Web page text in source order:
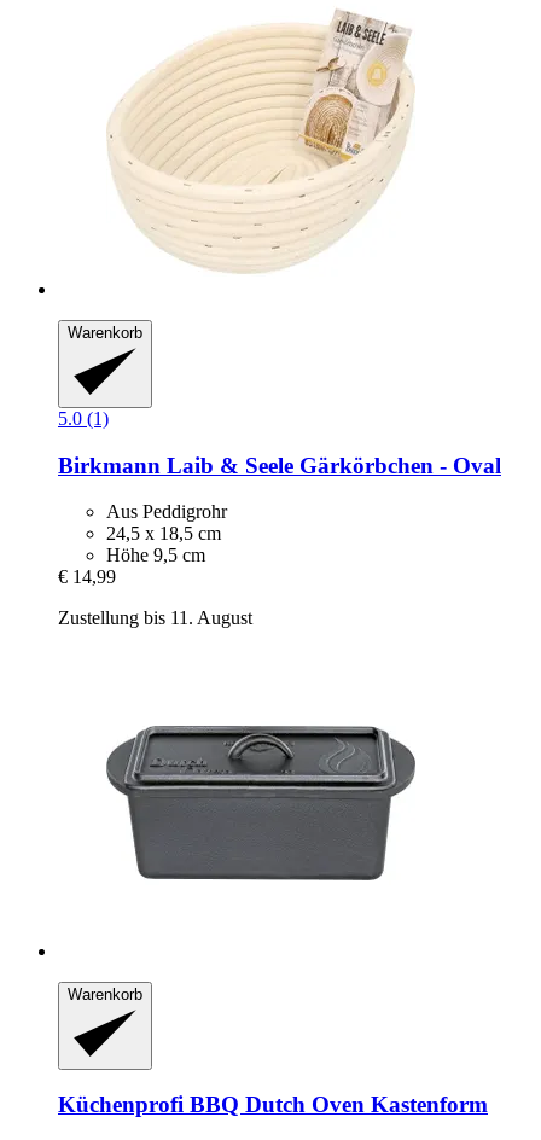
Warenkorb
5.0 (1)
Birkmann Laib & Seele Gärkörbchen -​ Oval
Aus Peddigrohr
24,5 x 18,5 cm
Höhe 9,5 cm
€ 14,99
Zustellung bis 11. August
Warenkorb
Küchenprofi BBQ Dutch Oven Kastenform